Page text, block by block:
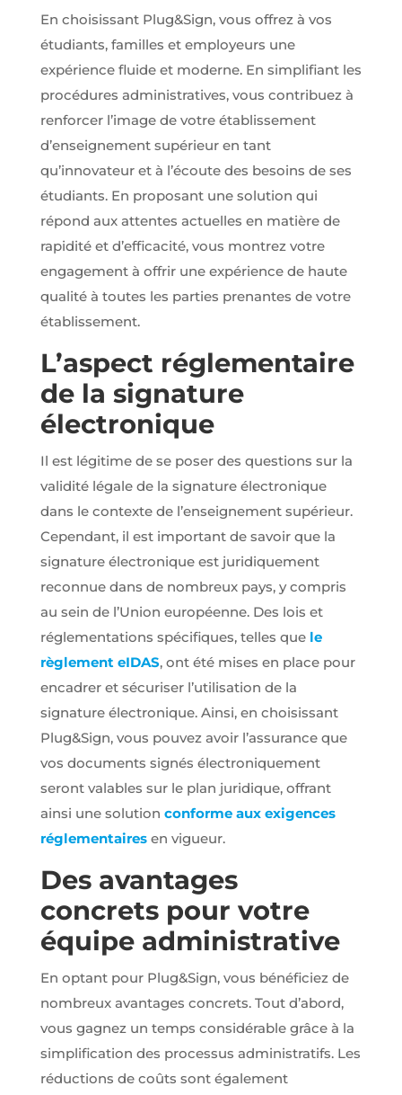
En choisissant Plug&Sign, vous offrez à vos
étudiants, familles et employeurs une
expérience fluide et moderne. En simplifiant les
procédures administratives, vous contribuez à
renforcer l’image de votre établissement
d’enseignement supérieur en tant
qu’innovateur et à l’écoute des besoins de ses
étudiants. En proposant une solution qui
répond aux attentes actuelles en matière de
rapidité et d’efficacité, vous montrez votre
engagement à offrir une expérience de haute
qualité à toutes les parties prenantes de votre
établissement.
L’aspect réglementaire
de la signature
électronique
Il est légitime de se poser des questions sur la
validité légale de la signature électronique
dans le contexte de l’enseignement supérieur.
Cependant, il est important de savoir que la
signature électronique est juridiquement
reconnue dans de nombreux pays, y compris
au sein de l’Union européenne. Des lois et
réglementations spécifiques, telles que le
règlement eIDAS, ont été mises en place pour
encadrer et sécuriser l’utilisation de la
signature électronique. Ainsi, en choisissant
Plug&Sign, vous pouvez avoir l’assurance que
vos documents signés électroniquement
seront valables sur le plan juridique, offrant
ainsi une solution conforme aux exigences
réglementairesen vigueur.
Des avantages
concrets pour votre
équipe administrative
En optant pour Plug&Sign, vous bénéficiez de
nombreux avantages concrets. Tout d’abord,
vous gagnez un temps considérable grâce à la
simplification des processus administratifs. Les
réductions de coûts sont également
Google
pour la lutte
anti-spam en
renforçant la
sécurité sur
formulaire de
contact et
détournement
de notre
Marketing
pouvoir
personnaliser
publicités en
fonction des
contenus vu
sur notre site
ou des sites
ayant la
thématique
(annonces
sponsorisés
en fonction
recherches,
bannières
partenaires
de Google),
des cookies
et autres
données via
nos
partenaires
Google Ads
et Facebook